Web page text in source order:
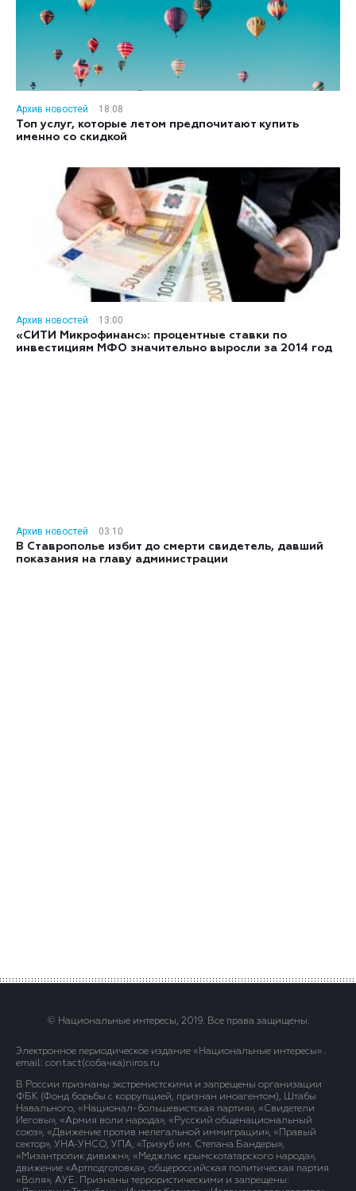
Архив новостей
18:08
Топ услуг, которые летом предпочитают купить
именно со скидкой
Архив новостей
13:00
«СИТИ Микрофинанс»: процентные ставки по
инвестициям МФО значительно выросли за 2014 год
Архив новостей
03:10
В Ставрополье избит до смерти свидетель, давший
показания на главу администрации
© Национальные интересы, 2019. Все права защищены.
Электронное периодическое издание «Национальные интересы» .
email: contact(сoбaчка)niros.ru
В России признаны экстремистскими и запрещены организации
ФБК (Фонд борьбы с коррупцией, признан иноагентом), Штабы
Навального, «Национал-большевистская партия», «Свидетели
Иеговы», «Армия воли народа», «Русский общенациональный
союз», «Движение против нелегальной иммиграции», «Правый
сектор», УНА-УНСО, УПА, «Тризуб им. Степана Бандеры»,
«Мизантропик дивижн», «Меджлис крымскотатарского народа»,
движение «Артподготовка», общероссийская политическая партия
«Воля», АУЕ. Признаны террористическими и запрещены: